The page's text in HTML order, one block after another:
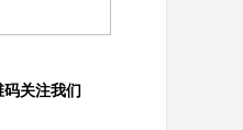
关注我们